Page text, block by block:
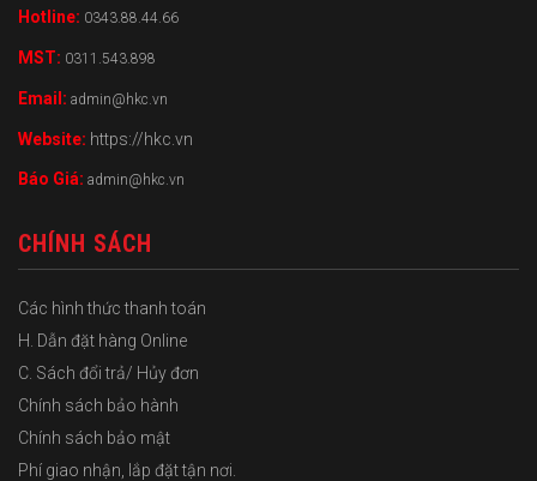
Hotline: 0343.88.44.66
MST: 0311.543.898
Email: admin@hkc.vn
Website: https://hkc.vn
Báo Giá: admin@hkc.vn
CHÍNH SÁCH
Các hình thức thanh toán
H. Dẫn đặt hàng Online
C. Sách đổi trả/ Hủy đơn
Chính sách bảo hành
Chính sách bảo mật
Phí giao nhận, lắp đặt tận nơi.